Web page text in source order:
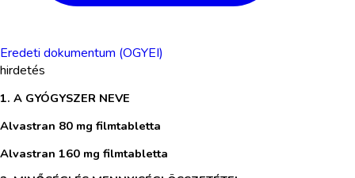
Eredeti dokumentum (OGYEI)
hirdetés
1. A GYÓGYSZER NEVE
Alvastran 80 mg filmtabletta
Alvastran 160 mg filmtabletta